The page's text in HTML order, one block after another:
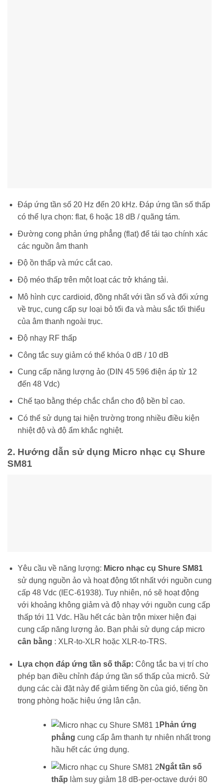
Đáp ứng tần số 20 Hz đến 20 kHz. Đáp ứng tần số thấp
có thể lựa chọn: flat, 6 hoặc 18 dB / quãng tám.
Đường cong phản ứng phẳng (flat) để tái tạo chính xác
các nguồn âm thanh
Độ ồn thấp và mức cắt cao.
Độ méo thấp trên một loạt các trở kháng tải.
Mô hình cực cardioid, đồng nhất với tần số và đối xứng
về trục, cung cấp sự loại bỏ tối đa và màu sắc tối thiểu
của âm thanh ngoài trục.
Độ nhạy RF thấp
Công tắc suy giảm có thể khóa 0 dB / 10 dB
Cung cấp năng lượng ảo (DIN 45 596 điện áp từ 12
đến 48 Vdc)
Chế tạo bằng thép chắc chắn cho độ bền bỉ cao.
Có thể sử dụng tại hiện trường trong nhiều điều kiện
nhiệt độ và độ ẩm khắc nghiệt.
2. Hướng dẫn sử dụng Micro nhạc cụ Shure
SM81
Yêu cầu về năng lượng: Micro nhạc cụ Shure SM81
sử dụng nguồn ảo và hoạt động tốt nhất với nguồn cung
cấp 48 Vdc (IEC-61938). Tuy nhiên, nó sẽ hoạt động
với khoảng không giảm và độ nhạy với nguồn cung cấp
thấp tới 11 Vdc. Hầu hết các bàn trộn mixer hiện đại
cung cấp năng lượng ảo. Bạn phải sử dụng cáp micro
cân bằng : XLR-to-XLR hoặc XLR-to-TRS.
Lựa chọn đáp ứng tần số thấp: Công tắc ba vị trí cho
phép bạn điều chỉnh đáp ứng tần số thấp của micrô. Sử
dụng các cài đặt này để giảm tiếng ồn của gió, tiếng ồn
trong phòng hoặc hiệu ứng lân cận.
Phản ứng
phẳng cung cấp âm thanh tự nhiên nhất trong
hầu hết các ứng dụng.
Ngắt tần số
thấp làm suy giảm 18 dB-per-octave dưới 80